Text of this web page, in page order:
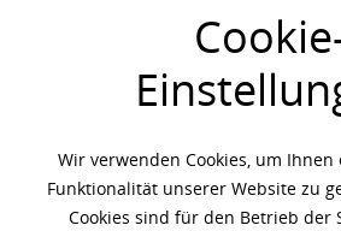
Wir verwenden Cookies, um
Funktionalität unserer Website zu
Cookies sind für den Betrieb der